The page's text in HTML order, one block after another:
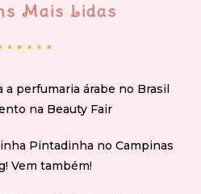
Mais Lidas
perfumaria árabe no Brasil
na Beauty Fair
Pintadinha no Campinas
Vem também!